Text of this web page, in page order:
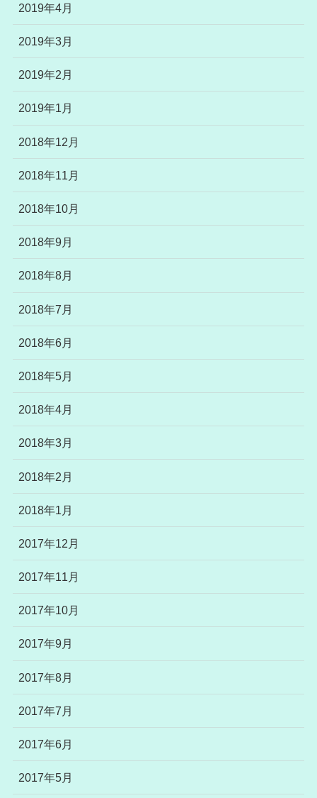
2019年4月
2019年3月
2019年2月
2019年1月
2018年12月
2018年11月
2018年10月
2018年9月
2018年8月
2018年7月
2018年6月
2018年5月
2018年4月
2018年3月
2018年2月
2018年1月
2017年12月
2017年11月
2017年10月
2017年9月
2017年8月
2017年7月
2017年6月
2017年5月